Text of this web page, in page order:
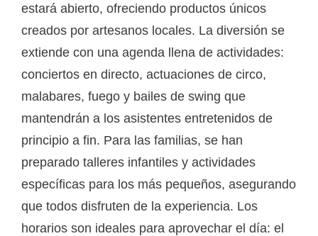
estará abierto, ofreciendo productos únicos
creados por artesanos locales. La diversión se
extiende con una agenda llena de actividades:
conciertos en directo, actuaciones de circo,
malabares, fuego y bailes de swing que
mantendrán a los asistentes entretenidos de
principio a fin. Para las familias, se han
preparado talleres infantiles y actividades
específicas para los más pequeños, asegurando
que todos disfruten de la experiencia. Los
horarios son ideales para aprovechar el día: el